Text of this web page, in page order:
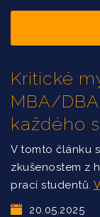
Kritické
MBA/
každého
V tomto článku
zkušenostem z
prací studentů.
20.05.2025